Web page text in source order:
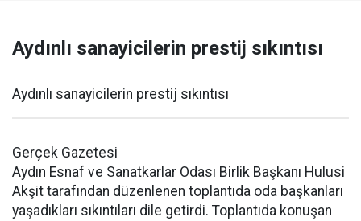
Aydınlı sanayicilerin prestij sıkıntısı
Aydınlı sanayicilerin prestij sıkıntısı
Gerçek Gazetesi
Aydın Esnaf ve Sanatkarlar Odası Birlik Başkanı Hulusi
Akşit tarafından düzenlenen toplantıda oda başkanları
yaşadıkları sıkıntıları dile getirdi. Toplantıda konuşan